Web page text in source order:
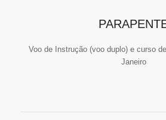
Voo de Instrução (voo duplo) e curso
Janeiro